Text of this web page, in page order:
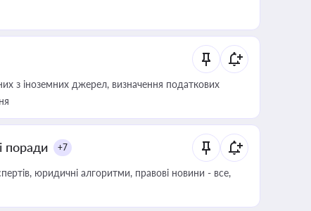
з іноземних джерел, визначення податкових
поради +7
юридичні алгоритми, правові новини - все,